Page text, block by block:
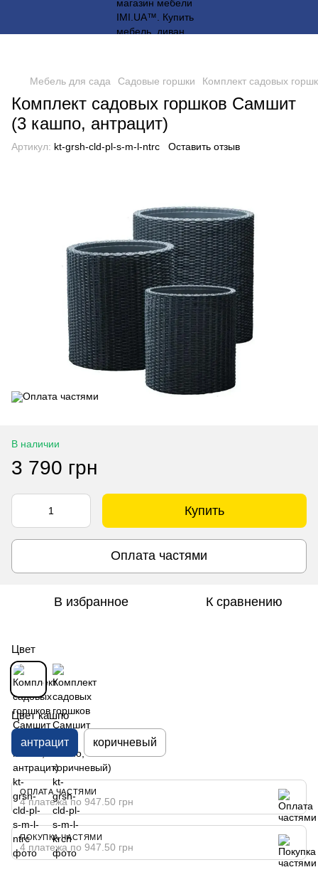
Мебель для сада Садовые горшки Комплект садовых
Комплект садовых горшков Самшит
(3 кашпо, антрацит)
Артикул: kt-grsh-cld-pl-s-m-l-ntrc Оставить отзыв
В наличии
3 790 грн
Купить
Оплата частями
В избранное К сравнению
Цвет
Цвет кашпо
антрацит коричневый
ОПЛАТА ЧАСТЯМИ
4 платежа по 947.50 грн
ПОКУПКА ЧАСТЯМИ
4 платежа по 947.50 грн